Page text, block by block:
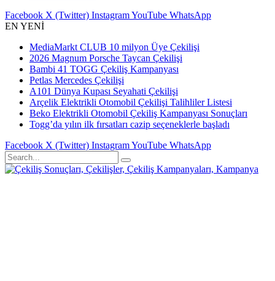
Facebook X (Twitter) InstagramYouTube WhatsApp
EN YENİ
MediaMarkt CLUB 10 milyon Üye Çekilişi
2026 Magnum Porsche Taycan Çekilişi
Bambi 41 TOGG Çekiliş Kampanyası
Petlas Mercedes Çekilişi
A101 Dünya Kupası Seyahati Çekilişi
Arçelik Elektrikli Otomobil Çekilişi Talihliler Listesi
Beko Elektrikli Otomobil Çekiliş Kampanyası Sonuçları
Togg’da yılın ilk fırsatları cazip seçeneklerle başladı
Facebook X (Twitter) InstagramYouTube WhatsApp